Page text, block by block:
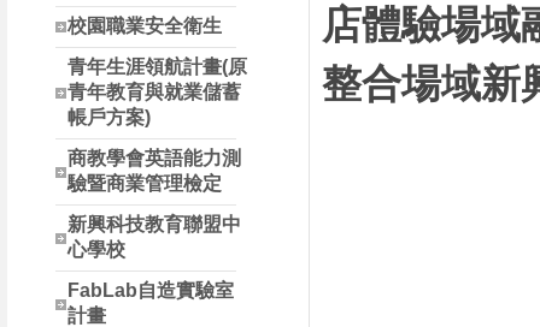
校園職業安全衛生
青年生涯領航計畫(原
青年教育與就業儲蓄
帳戶方案)
商教學會英語能力測
驗暨商業管理檢定
新興科技教育聯盟中
心學校
FabLab自造實驗室
計畫
店體驗場域
整合場域新